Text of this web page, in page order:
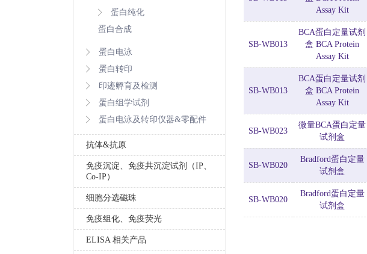
蛋白纯化
蛋白合成
蛋白电泳
蛋白转印
印迹孵育及检测
蛋白组学试剂
蛋白电泳及转印仪器&零配件
抗体&抗原
免疫沉淀、免疫共沉淀试剂（IP、
Co-IP）
细胞分选磁珠
免疫组化、免疫荧光
ELISA 相关产品
Assay Kit
SB-WB013
BCA蛋白定量试剂
盒 BCA Protein
Assay Kit
SB-WB013
BCA蛋白定量试剂
盒 BCA Protein
Assay Kit
SB-WB023
微量BCA蛋白定量
试剂盒
SB-WB020
Bradford蛋白定量
试剂盒
SB-WB020
Bradford蛋白定量
试剂盒